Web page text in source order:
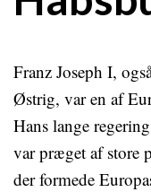
Franz Joseph I,
Østrig, var en af
Hans lange
var præget af store
der formede